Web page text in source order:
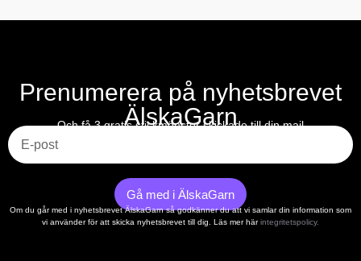
Prenumerera på nyhetsbrevet
ÄlskaGarn
Och få 3 gratis stickmönster skickade till din mail
Gå med i ÄlskaGarn
Om du går med i nyhetsbrevet ÄlskaGarn så godkänner du att vi samlar din information som
vi använder för att skicka nyhetsbrevet till dig. Läs mer härintegritetspolicy.